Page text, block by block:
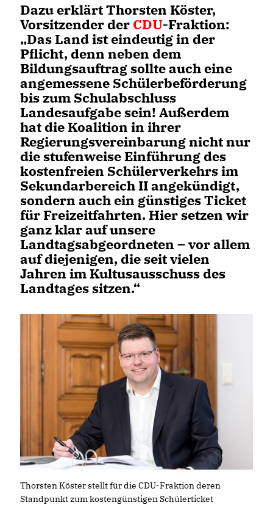
Dazu erklärt Thorsten Köster,
Vorsitzender der CDU-Fraktion:
Das Land ist eindeutig in der
Pflicht, denn neben dem
Bildungsauftrag sollte auch eine
angemessene Schülerbeförderung
bis zum Schulabschluss
Landesaufgabe sein! Außerdem
hat die Koalition in ihrer
Regierungsvereinbarung nicht nur
die stufenweise Einführung des
kostenfreien Schülerverkehrs im
Sekundarbereich II angekündigt,
sondern auch ein günstiges Ticket
für Freizeitfahrten. Hier setzen wir
ganz klar auf unsere
Landtagsabgeordneten – vor allem
auf diejenigen, die seit vielen
Jahren im Kultusausschuss des
Landtages sitzen.“
Thorsten Köster stellt für die CDU-Fraktion deren
Standpunkt zum kostengünstigen Schülerticket